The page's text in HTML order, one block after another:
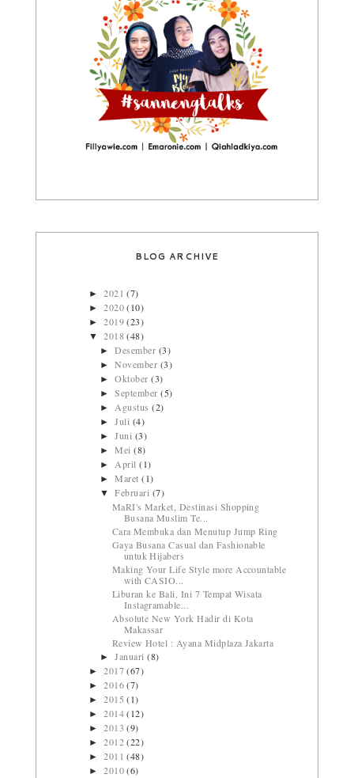
BLOG ARCHIVE
►2021(7)
►2020(10)
►2019(23)
▼2018(48)
►Desember (3)
►November (3)
►Oktober(3)
►September(5)
►Agustus(2)
►Juli (4)
►Juni (3)
►Mei(8)
►April(1)
►Maret(1)
▼Februari (7)
MaRI's Market, Destinasi Shopping
Busana Muslim Te...
Cara Membuka dan Menutup Jump Ring
Gaya Busana Casual dan Fashionable
untuk Hijabers
Making Your Life Style more Accountable
with CASIO...
Liburan ke Bali, Ini 7 Tempat Wisata
Instagramable...
Absolute New York Hadir di Kota
Makassar
Review Hotel : Ayana Midplaza Jakarta
►Januari(8)
►2017(67)
►2016(7)
►2015(1)
►2014(12)
►2013(9)
►2012(22)
►2011(48)
►2010(6)